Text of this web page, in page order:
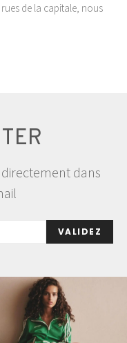
de la capitale, nous
dans
VALIDEZ